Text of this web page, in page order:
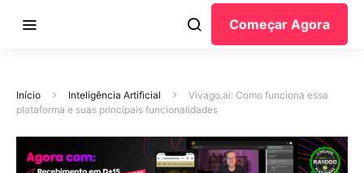
Começar Agora
Início Inteligência Artificial
Vivago.ai: Como funciona essa
plataforma e suas principais funcionalidades